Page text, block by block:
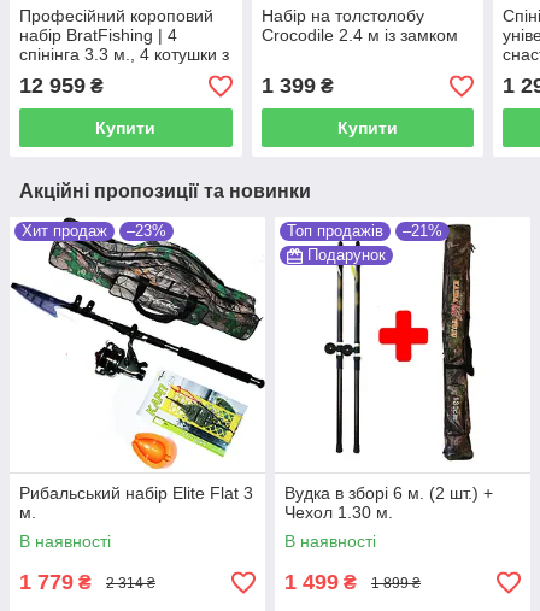
Професійний короповий
набір BratFishing | 4
спінінга 3.3 м., 4 котушки з
бейтраннером, 4 ліски,
рід-під
12 959 ₴
Купити
Набір на толстолобу
Croсоdile 2.4 м із замком
1 399₴
Купити
в
1
Акційні пропозиції та новинки
Хит продаж –23%
Рибальський набір Elite Flat 3
м.
В наявності
1 779 ₴ 2 314 ₴
Топ продажів
–21%
Подарунок
Вудка в зборі 6 м. (2 шт.) +
Чехол 1.30 м.
В наявності
1 499 ₴ 1 899 ₴